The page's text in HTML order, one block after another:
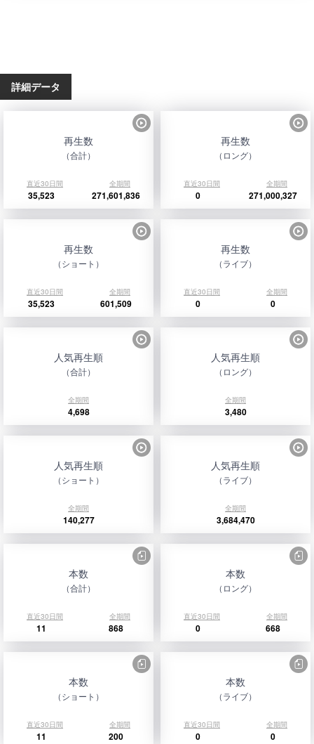
詳細データ
再生数
（合計）
直近30日間 全期間
35,523 271,601,836
再生数
（ロング）
直近30日間 全期間
0 271,000,327
再生数
（ショート）
直近30日間 全期間
35,523 601,509
再生数
（ライブ）
直近30日間 全期間
0 0
人気再生順
（合計）
全期間
4,698
人気再生順
（ロング）
全期間
3,480
人気再生順
（ショート）
全期間
140,277
人気再生順
（ライブ）
全期間
3,684,470
本数
（合計）
直近30日間 全期間
11 868
本数
（ロング）
直近30日間 全期間
0 668
本数
（ショート）
直近30日間 全期間
11 200
本数
（ライブ）
直近30日間 全期間
0 0